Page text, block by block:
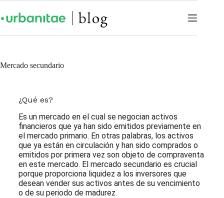
Mercado secundario
¿Qué es?
Es un mercado en el cual se negocian activos
financieros que ya han sido emitidos previamente en
el mercado primario. En otras palabras, los activos
que ya están en circulación y han sido comprados o
emitidos por primera vez son objeto de compraventa
en este mercado. El mercado secundario es crucial
porque proporciona liquidez a los inversores que
desean vender sus activos antes de su vencimiento
o de su periodo de madurez.